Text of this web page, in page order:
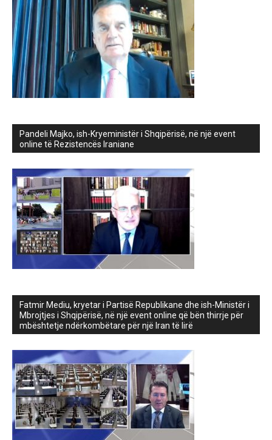
Pandeli Majko, ish-Kryeministër i Shqipërisë, në një event
online të Rezistencës Iraniane
Fatmir Mediu, kryetar i Partisë Republikane dhe ish-Ministër i
Mbrojtjes i Shqipërisë, në një event online që bën thirrje për
mbështetje ndërkombëtare për një Iran të lirë